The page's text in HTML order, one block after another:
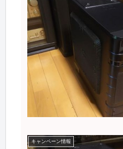
キャンペーン情報